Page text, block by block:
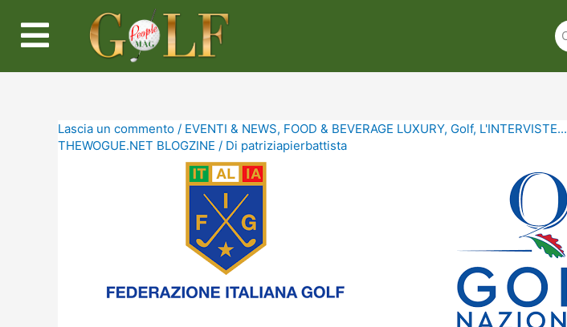
Lascia un commento / EVENTI & NEWS, FOOD & BEVERAGE LUXURY, Golf, L'INTERVISTE...
THEWOGUE.NET BLOGZINE / Di patriziapierbattista